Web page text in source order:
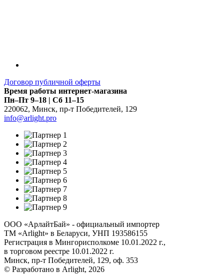
Договор публичной оферты
Время работы интернет-магазина
Пн–Пт 9–18 | Сб 11–15
220062, Минск, пр-т Победителей, 129
info@arlight.pro
ООО «АрлайтБай» - официальный импортер
ТМ «Arlight» в Беларуси, УНП 193586155
Регистрация в Мингорисполкоме 10.01.2022 г.,
в торговом реестре 10.01.2022 г.
Минск, пр-т Победителей, 129, оф. 353
© Разработано в Arlight, 2026